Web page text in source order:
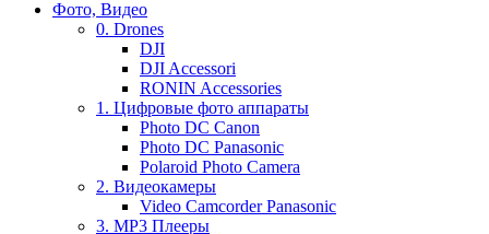
Фото, Видео
0. Drones
DJI
DJI Accessori
RONIN Accessories
1. Цифровые фото аппараты
Photo DC Canon
Photo DC Panasonic
Polaroid Photo Camera
2. Видеокамеры
Video Camcorder Panasonic
3. MP3 Плееры